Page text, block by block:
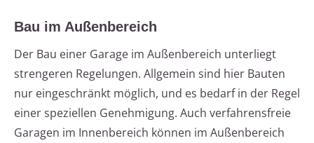
Bau im Außenbereich
Der Bau einer Garage im Außenbereich unterliegt
strengeren Regelungen. Allgemein sind hier Bauten
nur eingeschränkt möglich, und es bedarf in der Regel
einer speziellen Genehmigung. Auch verfahrensfreie
Garagen im Innenbereich können im Außenbereich